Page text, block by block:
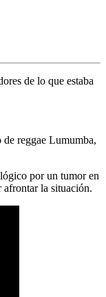
de lo que estaba
reggae Lumumba,
por un tumor en
afrontar la situación.